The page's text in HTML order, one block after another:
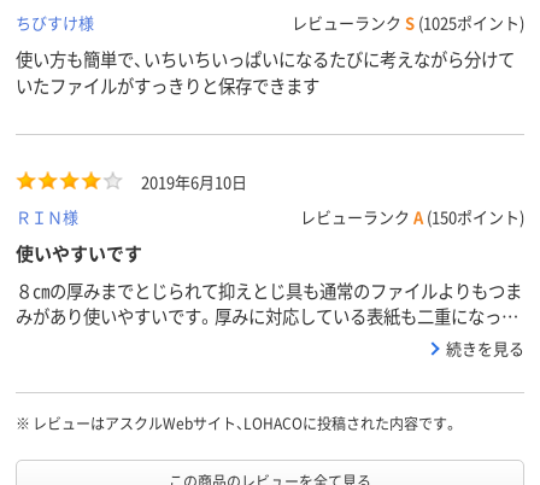
ちびすけ様
レビューランク S (1025ポイント)
使い方も簡単で、いちいちいっぱいになるたびに考えながら分けて
いたファイルがすっきりと保存できます
2019年6月10日
ＲＩＮ様
レビューランク A (150ポイント)
使いやすいです
８㎝の厚みまでとじられて抑えとじ具も通常のファイルよりもつま
みがあり使いやすいです。厚みに対応している表紙も二重になって
いるのでしっかりとした作りで次も購入を考えています。続きを見る
※ レビューはアスクルWebサイト、LOHACOに投稿された内容です。